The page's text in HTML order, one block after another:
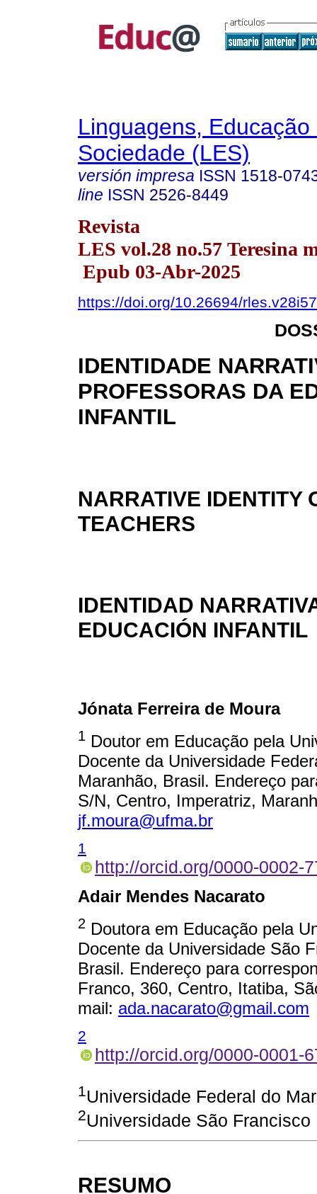
Linguagens, Educação
Sociedade (LES)
versión impresa ISSN 1518-
line ISSN 2526-8449
Revista
LES vol.28 no.57 Teresina
Epub 03-Abr-2025
https://doi.org/10.26694/
IDENTIDADE
PROFESSORAS DA
INFANTIL
NARRATIVE IDENTITY
TEACHERS
IDENTIDAD
EDUCACIÓN INFANTIL
Jónata Ferreira de Moura
1 Doutor em Educação pela
Docente da Universidade
Maranhão, Brasil. Endereço
S/N, Centro, Imperatriz,
jf.moura@ufma.br
1
http://orcid.org/0000-0002-
Adair Mendes Nacarato
2 Doutora em Educação pela
Docente da Universidade São
Brasil. Endereço para
Franco, 360, Centro, Itatiba,
mail: ada.nacarato@gmail.com
2
http://orcid.org/0000-0001-
1 Universidade Federal do
2Universidade São Francisco
RESUMO